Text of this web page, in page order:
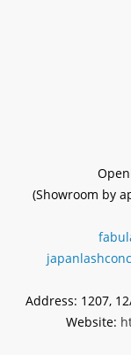
(Showroom by
Address: 1207,
Website: